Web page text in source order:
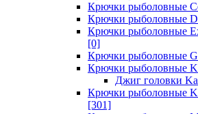
Крючки рыболовные
Крючки рыболовные
Крючки рыболовные
[0]
Крючки рыболовные
Крючки рыболовные
Джиг головки
Крючки рыболовные
[301]